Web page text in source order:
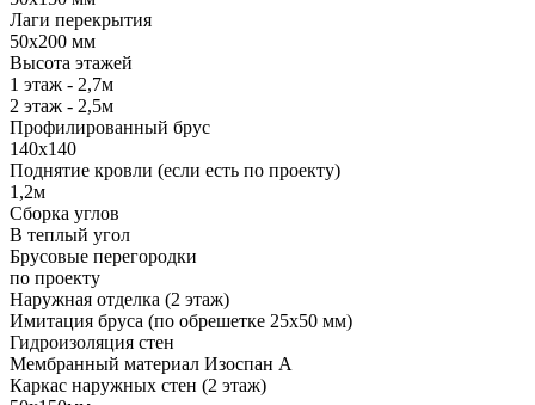
Лаги перекрытия
50х200 мм
Высота этажей
1 этаж - 2,7м
2 этаж - 2,5м
Профилированный брус
140х140
Поднятие кровли (если есть по проекту)
1,2м
Сборка углов
В теплый угол
Брусовые перегородки
по проекту
Наружная отделка (2 этаж)
Имитация бруса (по обрешетке 25х50 мм)
Гидроизоляция стен
Мембранный материал Изоспан А
Каркас наружных стен (2 этаж)